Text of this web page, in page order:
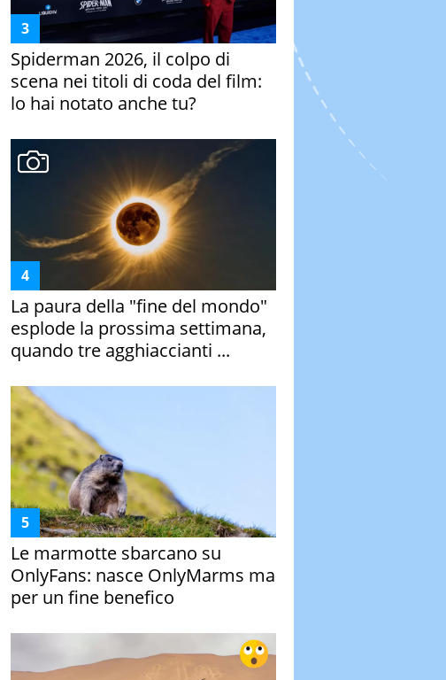
Spiderman 2026, il colpo di
scena nei titoli di coda del film:
lo hai notato anche tu?
La paura della "fine del mondo"
esplode la prossima settimana,
quando tre agghiaccianti ...
Le marmotte sbarcano su
OnlyFans: nasce OnlyMarms ma
per un fine benefico